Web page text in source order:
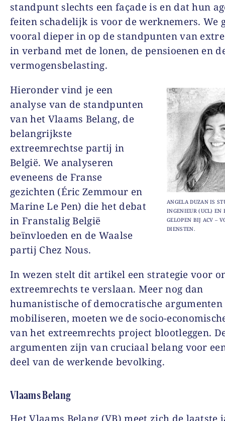
standpunt slechts een façade is en dat hun
feiten schadelijk is voor de werknemers. We
vooral dieper in op de standpunten van
in verband met de lonen, de pensioenen en
vermogensbelasting.
ANGELA DUZAN IS
INGENIEUR (UCL) EN
GELOPEN BIJ ACV –
DIENSTEN.
Hieronder vind je een
analyse van de standpunten
van het Vlaams Belang, de
belangrijkste
extreemrechtse partij in
België. We analyseren
eveneens de Franse
gezichten (Éric Zemmour en
Marine Le Pen) die het debat
in Franstalig België
beïnvloeden en de Waalse
partij Chez Nous.
In wezen stelt dit artikel een strategie voor
extreemrechts te verslaan. Meer nog dan
humanistische of democratische argumenten
mobiliseren, moeten we de socio-
van het extreemrechts project blootleggen.
argumenten zijn van cruciaal belang voor
deel van de werkende bevolking.
Vlaams Belang